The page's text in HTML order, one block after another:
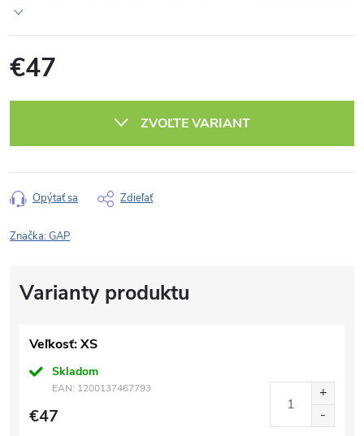
€47
ZVOĽTE VARIANT
Opýtať sa Zdieľať
Značka:GAP
Veľkosť: XS
Skladom
EAN: 1200137467793
€47